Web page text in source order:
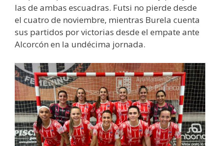
las de ambas escuadras. Futsi no pierde desde
el cuatro de noviembre, mientras Burela cuenta
sus partidos por victorias desde el empate ante
Alcorcón en la undécima jornada.